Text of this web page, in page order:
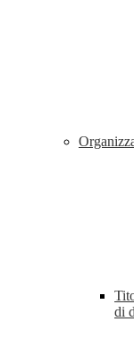
di